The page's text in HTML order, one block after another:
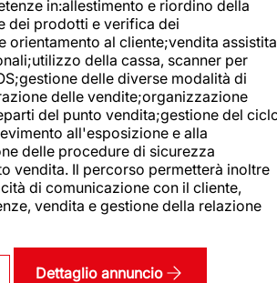
in:allestimento e riordino della
dei prodotti e verifica dei
orientamento al cliente;vendita assistita
della cassa, scanner per
delle diverse modalità di
delle vendite;organizzazione
del punto vendita;gestione del
all'esposizione e alla
delle procedure di sicurezza
vendita. Il percorso permetterà inoltre
di comunicazione con il cliente,
vendita e gestione della relazione
Dettaglio annuncio